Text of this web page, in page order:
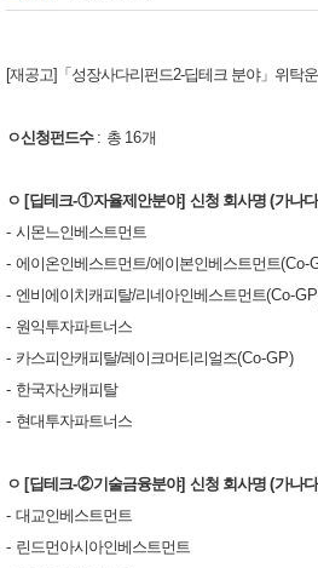
[재공고]「성장사다리펀드2-딥테크 분야」 위탁
ㅇ​신청펀드수 : 총 16개
ㅇ [딥테크-①자율제안분야] 신청 회사명 (가나
- 시몬느인베스트먼트
- 에이온인베스트먼트/에이본인베스트먼트(Co-
- 엔비에이치캐피탈/리네아인베스트먼트(Co-
- 원익투자파트너스
- 카스피안캐피탈/레이크머티리얼즈(Co-GP)
- 한국자산캐피탈
- 현대투자파트너스
ㅇ [딥테크-②기술금융분야] 신청 회사명 (가나
- 대교인베스트먼트
- 린드먼아시아인베스트먼트